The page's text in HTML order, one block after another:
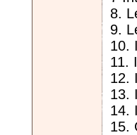
8.
9.
10.
11.
12.
13.
14.
15.